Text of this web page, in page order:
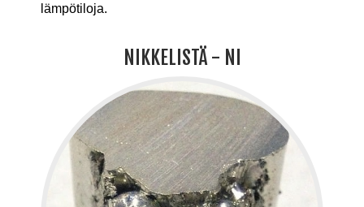
lämpötiloja.
NIKKELISTÄ - NI